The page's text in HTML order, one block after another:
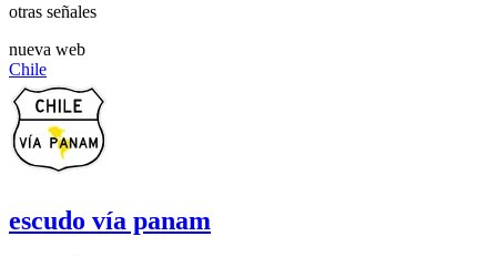
otras señales
nueva web
Chile
escudo vía panam